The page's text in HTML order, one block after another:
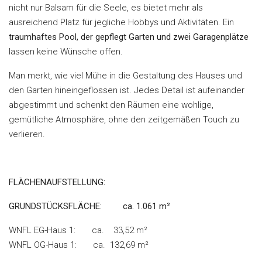
nicht nur Balsam für die Seele, es bietet mehr als
ausreichend Platz für jegliche Hobbys und Aktivitäten. Ein
traumhaftes Pool, der gepflegt Garten und zwei Garagenplätze
lassen keine Wünsche offen.
Man merkt, wie viel Mühe in die Gestaltung des Hauses und
den Garten hineingeflossen ist. Jedes Detail ist aufeinander
abgestimmt und schenkt den Räumen eine wohlige,
gemütliche Atmosphäre, ohne den zeitgemäßen Touch zu
verlieren.
FLÄCHENAUFSTELLUNG:
GRUNDSTÜCKSFLÄCHE: ca. 1.061 m²
WNFL EG-Haus 1: ca. 33,52 m²
WNFL OG-Haus 1: ca. 132,69 m²